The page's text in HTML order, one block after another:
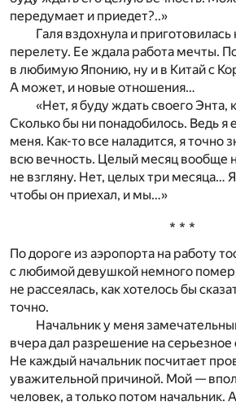
передумает и приедет?..»
Галя вздохнула и
перелету. Ее ждала работа мечты.
в любимую Японию, ну и в Китай с
А может, и новые отношения…
«Нет, я буду ждать своего Энта,
Сколько бы ни понадобилось. Ведь я
меня. Как-то все наладится, я точно
всю вечность. Целый месяц вообще
не взгляну. Нет, целых три месяца…
чтобы он приехал, и мы…»
* * *
По дороге из аэропорта на работу
с любимой девушкой немного
не рассеялась, как хотелось бы
точно.
Начальник у меня
вчера дал разрешение на серьезное
Не каждый начальник посчитает
уважительной причиной. Мой —
человек, а только потом начальник.